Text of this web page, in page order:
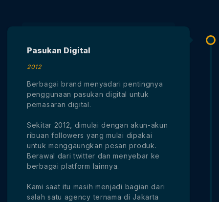
Pasukan Digital
2012
Berbagai brand menyadari pentingnya
penggunaan pasukan digital untuk
pemasaran digital.
Sekitar 2012, dimulai dengan akun-akun
ribuan followers yang mulai dipakai
untuk menggaungkan pesan produk.
Berawal dari twitter dan menyebar ke
berbagai platform lainnya.
Kami saat itu masih menjadi bagian dari
salah satu agency ternama di Jakarta